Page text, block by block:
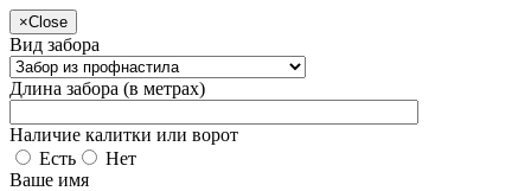
×Close
Вид забора
Длина забора (в метрах)
Наличие калитки или ворот
Есть
Нет
Ваше имя